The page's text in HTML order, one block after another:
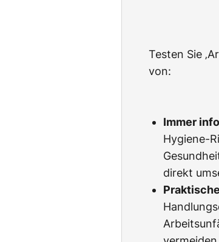
Testen Sie
von:
Immer
Hygiene-
direkt